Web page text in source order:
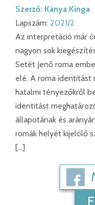
Szerző: Kánya Kinga
Lapszám: 2021/2
Az interpretáció már
nagyon sok
Setét Jenő roma
elé. A roma identitást
hatalmi tényezőkről
identitást
állapotának és
romák helyét kijelölő
[…]